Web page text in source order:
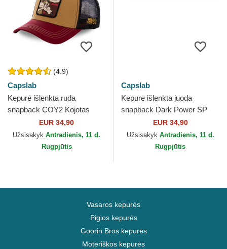
(4.9)
Capslab
Kepurė išlenkta ruda
snapback COY2 Kojotas
Looney Tunes Capslab
EUR 34,90
Užsisakyk Antradienis, 11 d.
Rugpjūtis
Capslab
Kepurė išlenkta juoda
snapback Dark Power SP
PRI3 Piktadarė Disney
Capslab
EUR 34,90
Užsisakyk Antradienis, 11 d.
Rugpjūtis
Vasaros kepurės
Pigios kepurės
Goorin Bros kepurės
Moteriškos kepurės